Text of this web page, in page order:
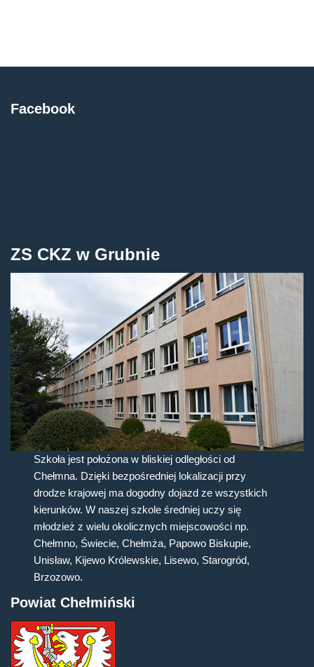
Facebook
ZS CKZ w Grubnie
Szkoła jest położona w bliskiej odległości od
Chełmna. Dzięki bezpośredniej lokalizacji przy
drodze krajowej ma dogodny dojazd ze wszystkich
kierunków. W naszej szkole średniej uczy się
młodzież z wielu okolicznych miejscowości np.
Chełmno, Świecie, Chełmża, Papowo Biskupie,
Unisław, Kijewo Królewskie, Lisewo, Starogród,
Brzozowo.
Powiat Chełmiński